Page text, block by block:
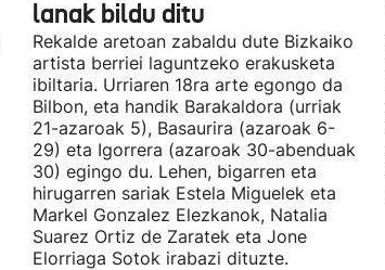
lanak bildu ditu
Rekalde aretoan zabaldu dute Bizkaiko
artista berriei laguntzeko erakusketa
ibiltaria. Urriaren 18ra arte egongo da
Bilbon, eta handik Barakaldora (urriak
21-azaroak 5), Basaurira (azaroak 6-
29) eta Igorrera (azaroak 30-abenduak
30) egingo du. Lehen, bigarren eta
hirugarren sariak Estela Miguelek eta
Markel Gonzalez Elezkanok, Natalia
Suarez Ortiz de Zaratek eta Jone
Elorriaga Sotok irabazi dituzte.